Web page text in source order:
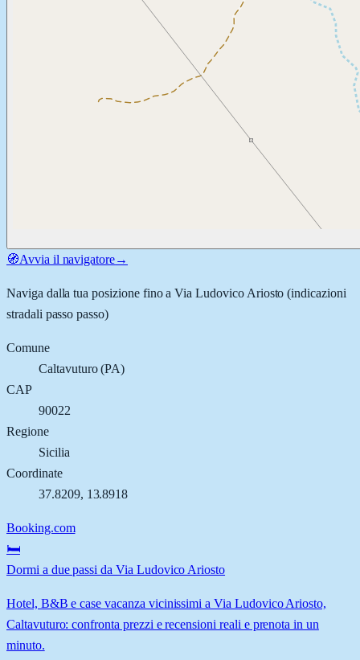
🧭Avvia il navigatore→
Naviga dalla tua posizione fino aVia Ludovico Ariosto (indicazioni
stradali passo passo)
Comune
Caltavuturo(PA)
CAP
90022
Regione
Sicilia
Coordinate
37.8209, 13.8918
Booking.com
🛏️
Dormi a due passi da Via Ludovico Ariosto
Hotel, B&B e case vacanza vicinissimi a Via Ludovico Ariosto,
Caltavuturo: confronta prezzi e recensioni reali e prenota in un
minuto.